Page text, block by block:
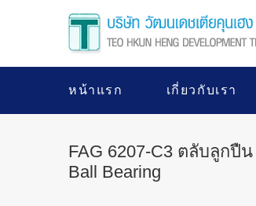
หน้าแรก เกี่ยวกับเรา
FAG 6207-C3 ตลับลูกปื
Ball Bearing